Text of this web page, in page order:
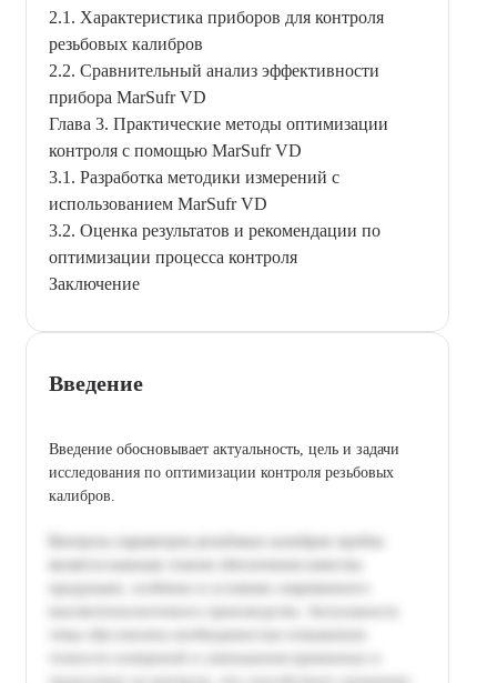
2.1. Характеристика приборов для контроля
резьбовых калибров
2.2. Сравнительный анализ эффективности
прибора MarSufr VD
Глава 3. Практические методы оптимизации
контроля с помощью MarSufr VD
3.1. Разработка методики измерений с
использованием MarSufr VD
3.2. Оценка результатов и рекомендации по
оптимизации процесса контроля
Заключение
Введение
Введение обосновывает актуальность, цель и задачи
исследования по оптимизации контроля резьбовых
калибров.